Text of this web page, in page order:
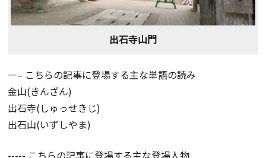
出石寺山門
—– こちらの記事に登場する主な単語の読み
金山(きんざん)
出石寺(しゅっせきじ)
出石山(いずしやま)
----- こちらの記事に登場する主な登場人物